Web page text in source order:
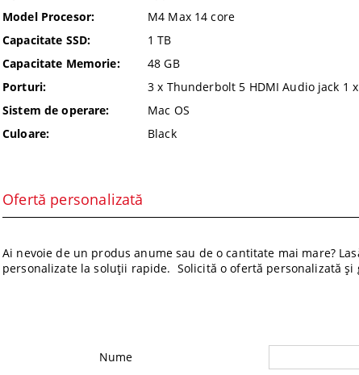
Model Procesor:
M4 Max 14 core
Capacitate SSD:
1 TB
Capacitate Memorie:
48 GB
Porturi:
3 x Thunderbolt 5 HDMI Audio jack 1 x
Sistem de operare:
Mac OS
Culoare:
Black
Ofertă personalizată
Ai nevoie de un produs anume sau de o cantitate mai mare?
personalizate la soluții rapide. Solicită o ofertă personalizată și
Nume